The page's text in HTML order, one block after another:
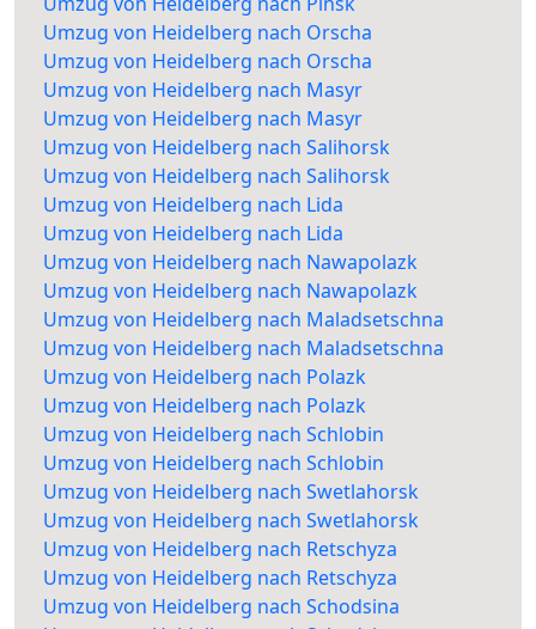
Umzug von Heidelberg nach Orscha
Umzug von Heidelberg nach Orscha
Umzug von Heidelberg nach Masyr
Umzug von Heidelberg nach Masyr
Umzug von Heidelberg nach Salihorsk
Umzug von Heidelberg nach Salihorsk
Umzug von Heidelberg nach Lida
Umzug von Heidelberg nach Lida
Umzug von Heidelberg nach Nawapolazk
Umzug von Heidelberg nach Nawapolazk
Umzug von Heidelberg nach Maladsetschna
Umzug von Heidelberg nach Maladsetschna
Umzug von Heidelberg nach Polazk
Umzug von Heidelberg nach Polazk
Umzug von Heidelberg nach Schlobin
Umzug von Heidelberg nach Schlobin
Umzug von Heidelberg nach Swetlahorsk
Umzug von Heidelberg nach Swetlahorsk
Umzug von Heidelberg nach Retschyza
Umzug von Heidelberg nach Retschyza
Umzug von Heidelberg nach Schodsina